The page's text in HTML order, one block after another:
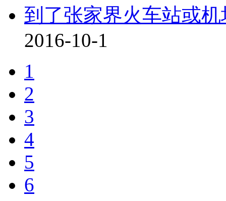
到了张家界火车站或
2016-10-1
1
2
3
4
5
6